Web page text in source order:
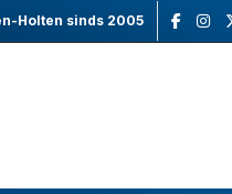
Holten sinds 2005